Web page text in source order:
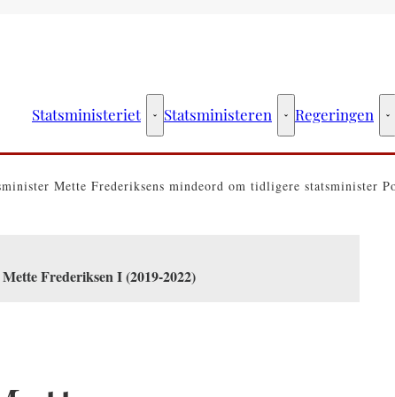
Statsministeriet Statsministeriet - Flere links
Statsministeren Statsministeren -
Regeringen
Mette Frederiksens mindeord om tidligere statsminister
Frederiksen I (2019-2022)